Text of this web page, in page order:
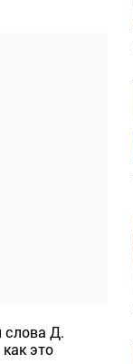
слова Д.
это